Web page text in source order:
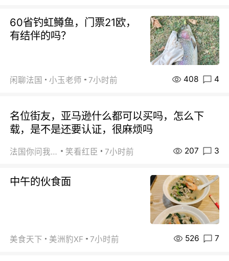
60省钓虹鳟鱼，门票21欧，
有结伴的吗？
闲聊法国 小玉老师 7小时前 408 4
名位街友，亚马逊什么都可以买吗，怎么下
载，是不是还要认证，很麻烦吗
法国你问我答 笑看红臣 7小时前 207 3
中午的伙食面
美食天下 美洲豹XF 7小时前 526 7